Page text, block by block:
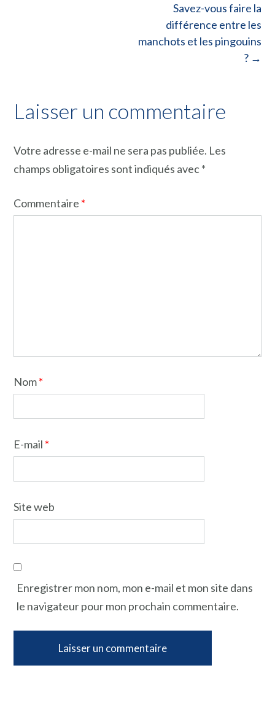
Savez-vous faire la
différence entre les
manchots et les pingouins
? →
Laisser un commentaire
Votre adresse e-mail ne sera pas publiée. Les
champs obligatoires sont indiqués avec*
Commentaire *
Nom*
E-mail *
Site web
Enregistrer mon nom, mon e-mail et mon site dans
le navigateur pour mon prochain commentaire.